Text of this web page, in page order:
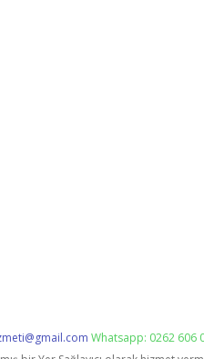
Whatsapp: 0262 606